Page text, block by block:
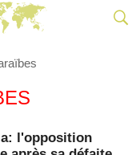
l'opposition